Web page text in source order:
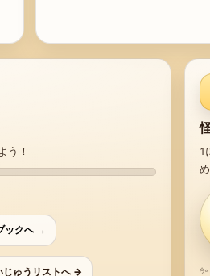
う！
ックへ →
じゅうリストへ →
1